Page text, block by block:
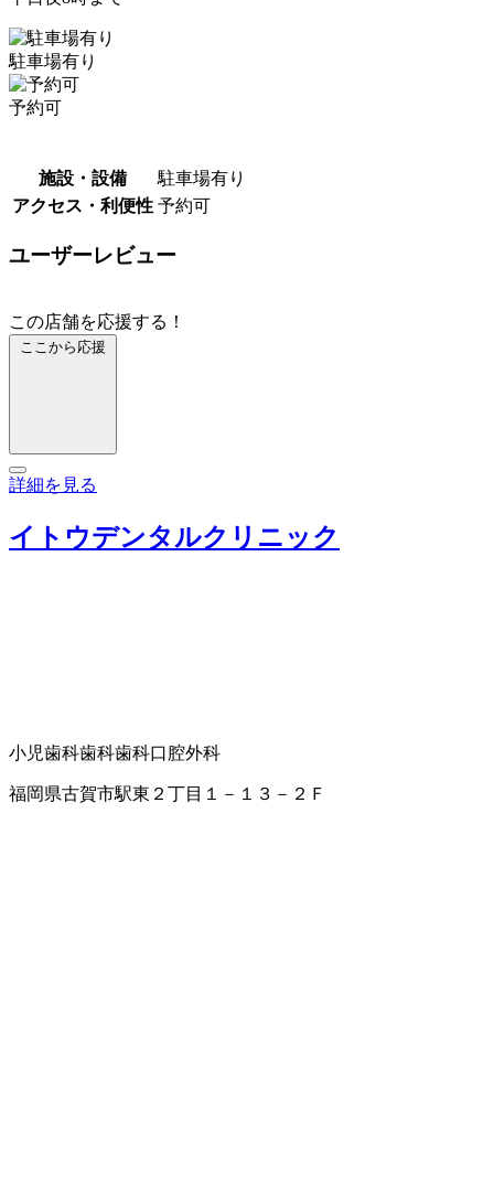
駐車場有り
予約可
施設・設備
駐車場有り
アクセス・利便性 予約可
ユーザーレビュー
この店舗を応援する！
ここから応援
詳細を見る
イトウデンタルクリニック
小児歯科歯科歯科口腔外科
福岡県古賀市駅東２丁目１－１３－２Ｆ